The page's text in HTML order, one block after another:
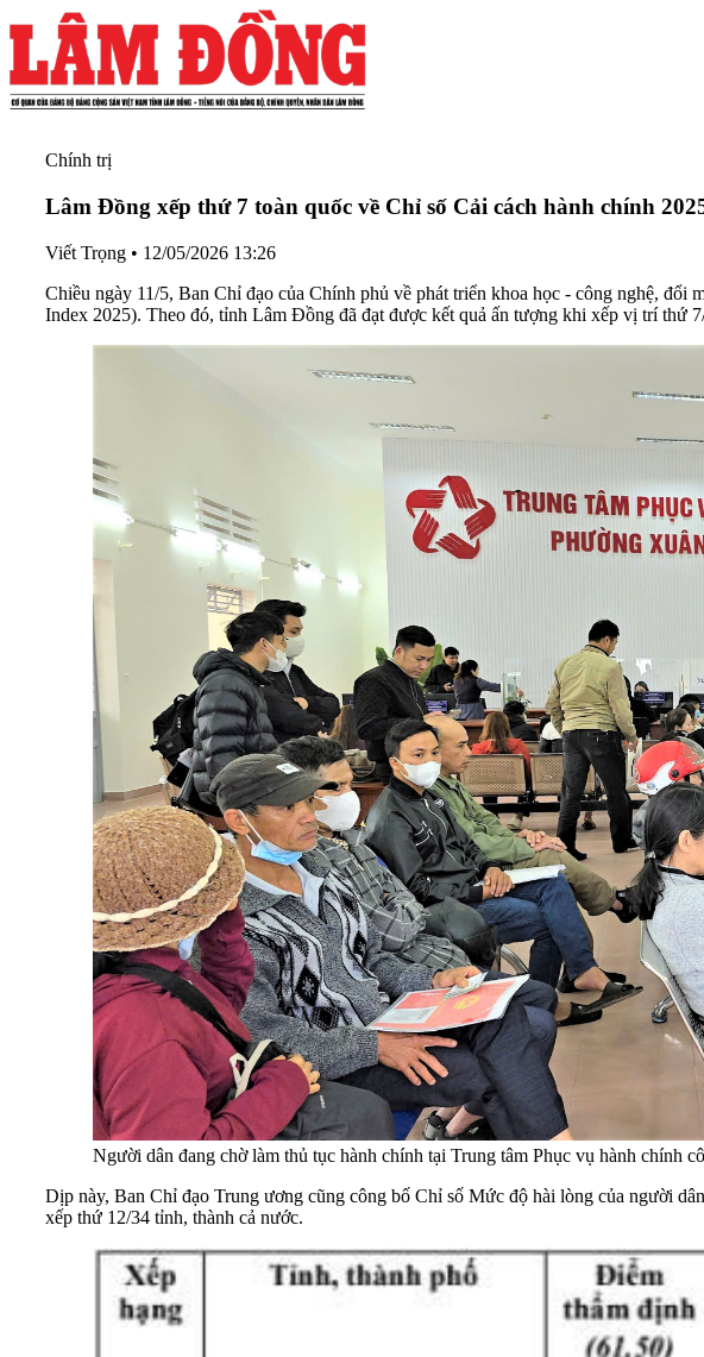
Chính trị
Lâm Đồng xếp thứ 7 toàn quốc về Chỉ số Cải cách hành chính
Viết Trọng • 12/05/2026 13:26
Chiều ngày 11/5, Ban Chỉ đạo của Chính phủ về phát triển khoa học - công nghệ,
Index 2025). Theo đó, tỉnh Lâm Đồng đã đạt được kết quả ấn tượng khi xếp vị trí thứ
Người dân đang chờ làm thủ tục hành chính tại Trung tâm Phục vụ hành chính
Dịp này, Ban Chỉ đạo Trung ương cũng công bố Chỉ số Mức độ hài lòng của người
xếp thứ 12/34 tỉnh, thành cả nước.